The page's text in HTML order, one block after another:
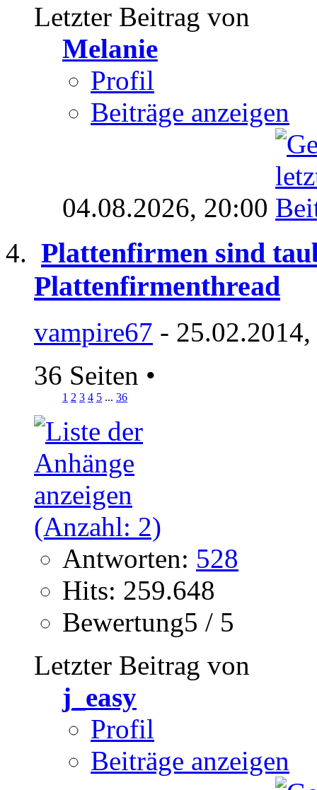
Letzter Beitrag von
Melanie
Profil
Beiträge anzeigen
04.08.2026, 20:00
Plattenfirmen sind
Plattenfirmenthread
vampire67 -
36 Seiten •
1 2 3 4 5 ... 36
Antworten: 528
Hits: 259.648
Bewertung5 / 5
Letzter Beitrag von
j_easy
Profil
Beiträge anzeigen